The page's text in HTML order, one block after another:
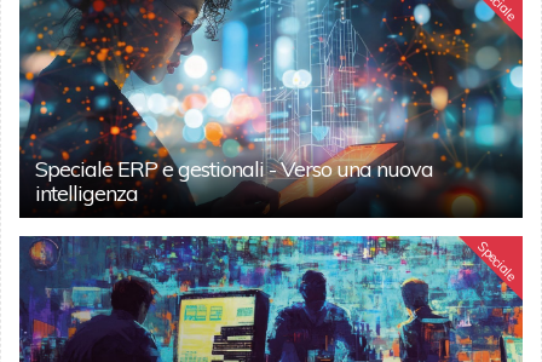
Speciale ERP e gestionali - Verso una nuova
intelligenza
Speciale